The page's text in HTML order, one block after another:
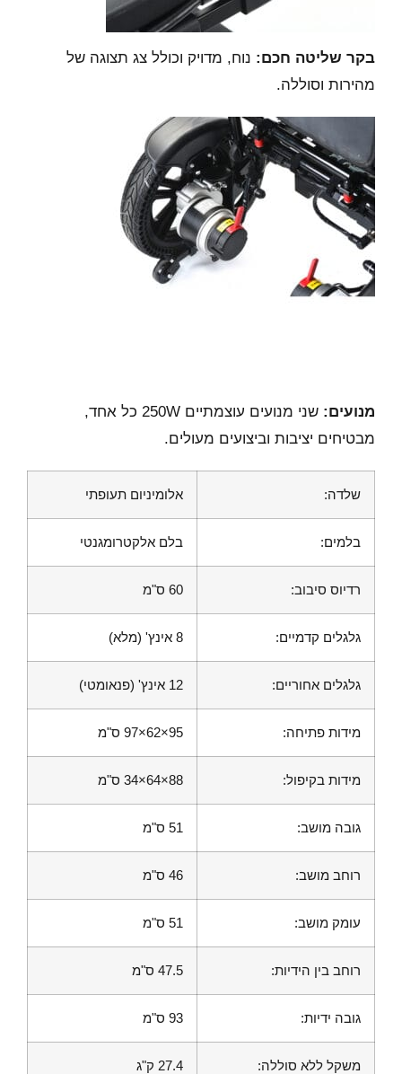
בקר שליטה חכם: נוח, מדויק וכולל צג תצוגה של
מהירות וסוללה.
מנועים:
שני מנועים עוצמתיים 250W כל אחד,
מבטיחים יציבות וביצועים מעולים.
שלדה: אלומיניום תעופתי
בלמים: בלם אלקטרומגנטי
רדיוס סיבוב: 60 ס"מ
גלגלים קדמיים: 8 אינץ' (מלא)
גלגלים אחוריים: 12 אינץ' (פנאומטי)
מידות פתיחה: 95×62×97 ס"מ
מידות בקיפול: 88×64×34 ס"מ
גובה מושב: 51 ס"מ
רוחב מושב: 46 ס"מ
עומק מושב: 51 ס"מ
רוחב בין הידיות: 47.5 ס"מ
גובה ידיות: 93 ס"מ
משקל ללא סוללה: 27.4 ק"ג